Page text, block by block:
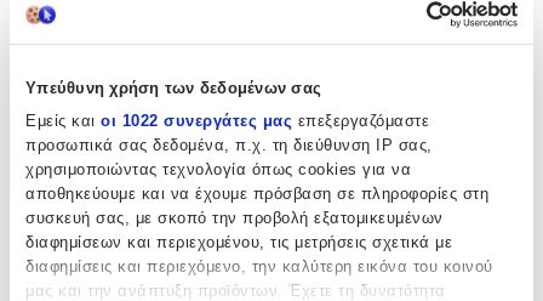
Υπεύθυνη χρήση των δεδομένων σας
Εμείς και οι 1022 συνεργάτες μας επεξεργαζόμαστε
προσωπικά σας δεδομένα, π.χ. τη διεύθυνση IP σας,
χρησιμοποιώντας τεχνολογία όπως cookies για να
αποθηκεύουμε και να έχουμε πρόσβαση σε πληροφορίες στη
συσκευή σας, με σκοπό την προβολή εξατομικευμένων
διαφημίσεων και περιεχομένου, τις μετρήσεις σχετικά με
διαφημίσεις και περιεχόμενο, την καλύτερη εικόνα του κοινού
μας και την ανάπτυξη προϊόντων. Έχετε τη δυνατότητα
Όχι
Χαρακτηριστικά
Χαρακτηριστικά
Κατασκευαστής: